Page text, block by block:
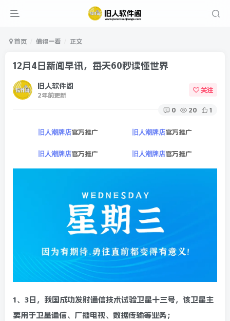
首页 值得一看 正文
12月4日新闻早讯，每天60秒读懂世界
旧人软件阁
2年前更新
关注
0 20 1
旧人潮牌店官方推广 旧人潮牌店官方推广
旧人潮牌店官方推广 旧人潮牌店官方推广
1、3日，我国成功发射通信技术试验卫星十三号，该卫星主
要用于卫星通信、广播电视、数据传输等业务；